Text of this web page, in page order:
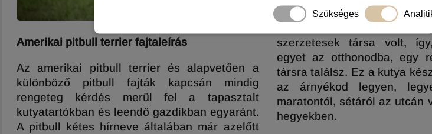
Szükséges
Amerikai pitbull terrier fajtaleírás
Az amerikai pitbull terrier és alapvetően a
különböző pitbull fajták kapcsán mindig
rengeteg kérdés merül fel a tapasztalt
kutyatartókban és leendő gazdikban egyaránt.
A pitbull kétes hírneve általában már azelőtt
szerzetesek társa volt,
egyet az otthonodba, egy
társra találsz. Ez a kutya
az árnyékod legyen,
maratontól, sétáról az utcán
hegyekben.